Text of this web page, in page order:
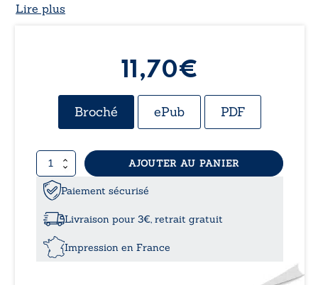
Lire plus
11,70€
Broché ePub PDF
quantité
de
J'assume
mes
rides,
vous
AJOUTER AU PANIER
Paiement sécurisé
Livraison pour 3€, retrait gratuit
Impression en France